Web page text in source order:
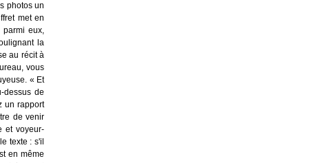
photos un
met en
parmi eux,
la
au récit à
vous
« Et
dessus de
un rapport
de venir
et voyeur-
texte : s'il
en même